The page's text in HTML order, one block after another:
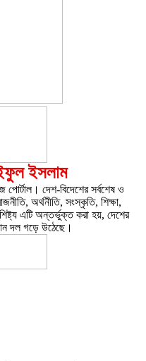
ইসলাম
দেশ-বিদেশের সর্বশেষ ও
অর্থনীতি, সংস্কৃতি, শিক্ষা,
এটি অন্তর্ভুক্ত করা হয়, দেশের
দল গড়ে উঠেছে।